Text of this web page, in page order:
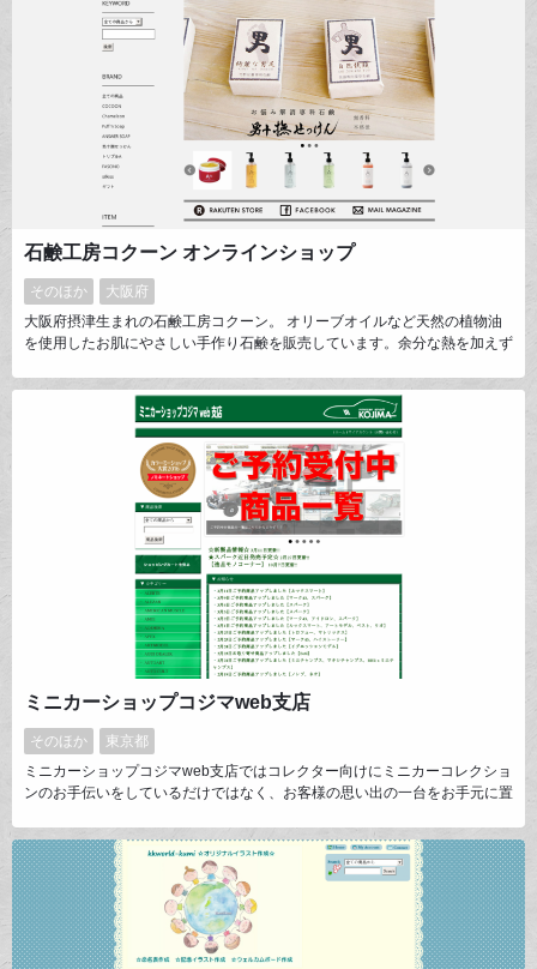
石鹸工房コクーン オンラインショップ
そのほか
大阪府
大阪府摂津生まれの石鹸工房コクーン。 オリーブオイルなど天然の植物油
を使用したお肌にやさしい手作り石鹸を販売しています。余分な熱を加えず
分の1の気持ちを石けんにのせてあなたのもとへ大切にお届けいたします。
ミニカーショップコジマweb支店
そのほか
東京都
ミニカーショップコジマweb支店ではコレクター向けにミニカーコレクショ
ンのお手伝いをしているだけではなく、お客様の思い出の一台をお手元に置